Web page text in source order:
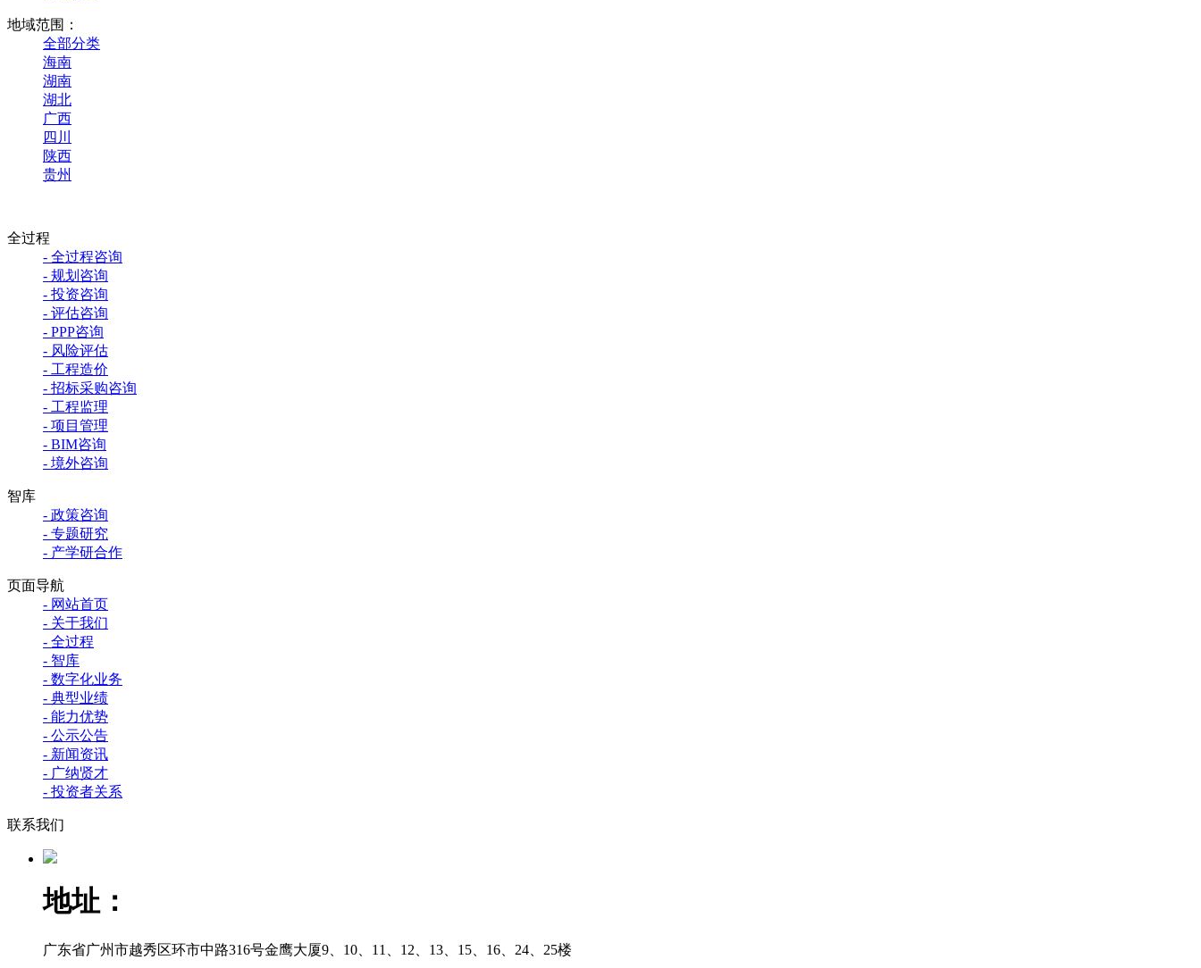
地域范围：
全部分类
海南
湖南
湖北
广西
四川
陕西
贵州
全过程
- 全过程咨询
- 规划咨询
- 投资咨询
- 评估咨询
- PPP咨询
- 风险评估
- 工程造价
- 招标采购咨询
- 工程监理
- 项目管理
- BIM咨询
- 境外咨询
智库
- 政策咨询
- 专题研究
- 产学研合作
页面导航
- 网站首页
- 关于我们
- 全过程
- 智库
- 数字化业务
- 典型业绩
- 能力优势
- 公示公告
- 新闻资讯
- 广纳贤才
- 投资者关系
联系我们
地址：
广东省广州市越秀区环市中路316号金鹰大厦9、10、11、12、13、15、16、24、25楼